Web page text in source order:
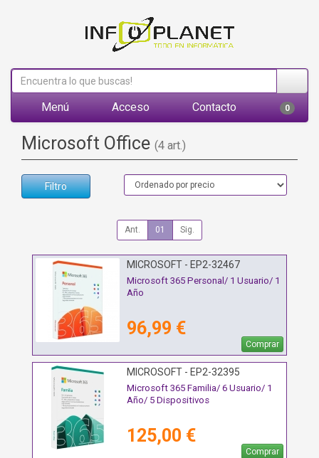
Menú Acceso Contacto 0
Microsoft Office (4 art.)
Filtro
Ant. 01 Sig.
MICROSOFT - EP2-32467
Microsoft 365 Personal/ 1 Usuario/ 1
Año
96,99 €
Comprar
MICROSOFT - EP2-32395
Microsoft 365 Familia/ 6 Usuario/ 1
Año/ 5 Dispositivos
125,00 €
Comprar